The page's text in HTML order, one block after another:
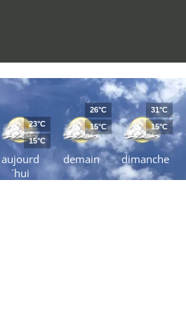
aujourd
´hui
23°C
15°C
demain
26°C
15°C
dimanche
31°C
15°C